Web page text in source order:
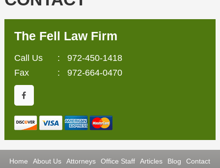
The Fell Law Firm
Call Us : 972-450-1418
Fax
: 972-664-0470
Home About Us Attorneys Office Staff Articles Blog Contact